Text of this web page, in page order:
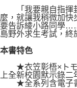
「我要親自指揮封
麼，就讓我稍微加
要告訴綾小路同學
島野外求生考試，終
本書特色
★衣笠彰梧×トモ
上全新校園默示錄二
★全系列含電子書